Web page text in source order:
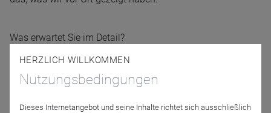
Was erwartet Sie im Detail?
DWS Marktausblick 2024 – Entspannung oder weiter
Unruhe an den Märkten?
Zinsen am Gipfel? – Intelligente Rentenstrategien
Risiko und Rendite fest im Blick – Multi Asset in
HERZLICH WILLKOMMEN
Nutzungsbedingungen
Dieses Internetangebot und seine Inhalte richtet sich ausschließlich